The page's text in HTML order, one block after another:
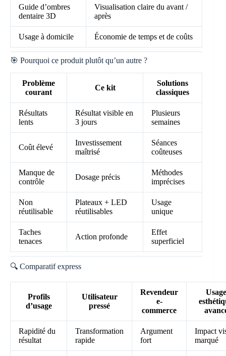
Guide d’ombres
dentaire 3D
Visualisation claire du avant /
après
Usage à domicile Économie de temps et de coûts
🎯 Pourquoi ce produit plutôt qu’un autre ?
Problème
courant
Ce kit
Solutions
classiques
Résultats
lents
Résultat visible en
3 jours
Plusieurs
semaines
Coût élevé
Investissement
maîtrisé
Séances
coûteuses
Manque de
contrôle
Dosage précis
Méthodes
imprécises
Non
réutilisable
Plateaux + LED
réutilisables
Usage
unique
Taches
tenaces
Action profonde
Effet
superficiel
🔍 Comparatif express
Profils
d’usage
Utilisateur
pressé
Revendeur
e-
commerce
Usage
Rapidité du
résultat
Transformation
rapide
Argument
fort
Impact
marqué